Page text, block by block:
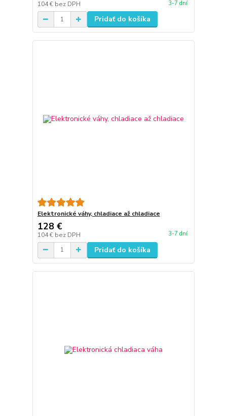
104 € bez DPH 3-7 dní
Pridať do košíka
Elektronické váhy, chladiace až chladiace
128 €
104 € bez DPH 3-7 dní
Pridať do košíka